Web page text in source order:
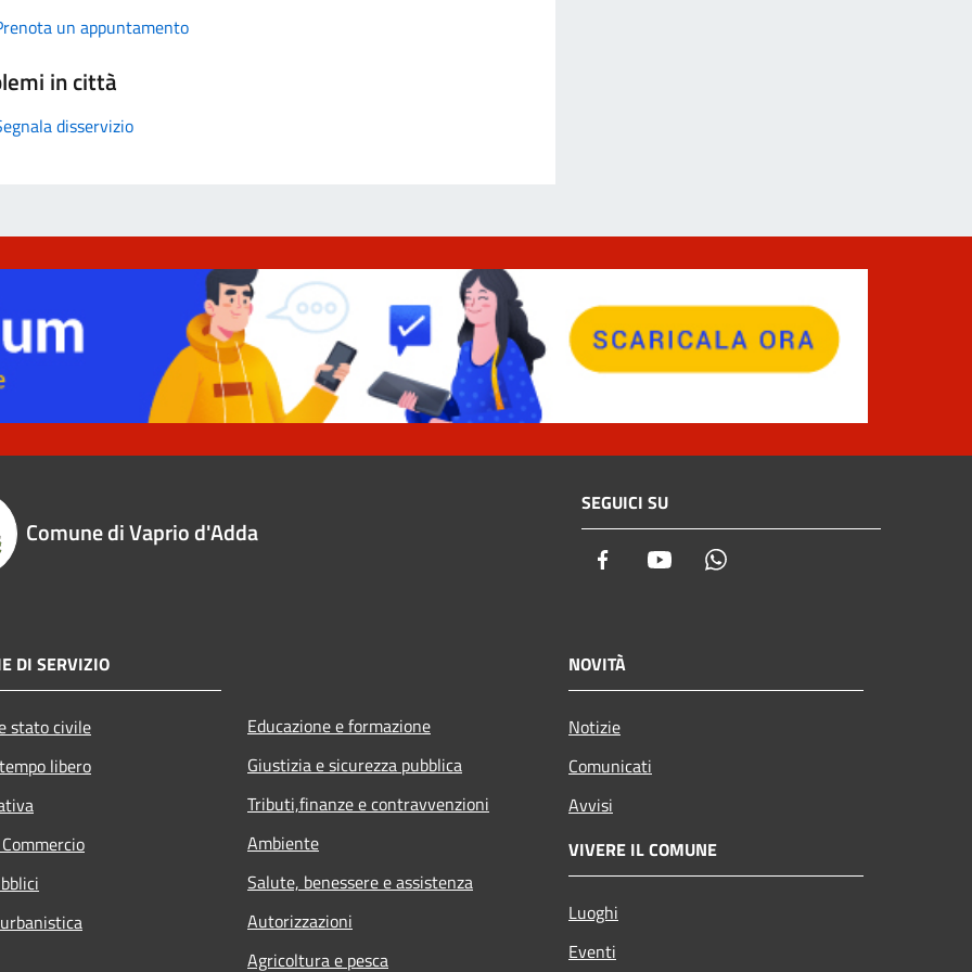
un appuntamento
in città
disservizio
Comune di Vaprio d'Adda
SEGUICI SU
Facebook Youtube
DI SERVIZIO
stato civile
libero
Educazione e formazione
Giustizia e sicurezza pubblica
Tributi,finanze e contravvenzioni
Ambiente
Salute, benessere e assistenza
Autorizzazioni
Agricoltura e pesca
NOVITÀ
Notizie
Comunicati
Avvisi
VIVERE IL COMUNE
Luoghi
Eventi